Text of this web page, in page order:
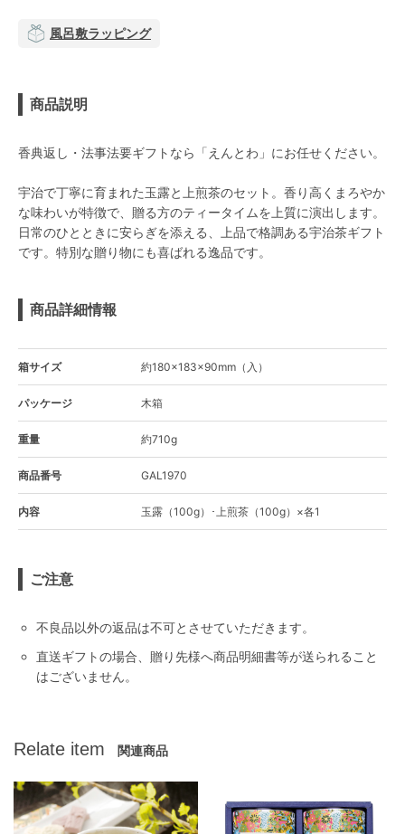
風呂敷ラッピング
商品説明
香典返し・法事法要ギフトなら「えんとわ」にお任せください。
宇治で丁寧に育まれた玉露と上煎茶のセット。香り高くまろやか
な味わいが特徴で、贈る方のティータイムを上質に演出します。
日常のひとときに安らぎを添える、上品で格調ある宇治茶ギフト
です。特別な贈り物にも喜ばれる逸品です。
商品詳細情報
箱サイズ 約180×183×90mm（入）
パッケージ 木箱
重量 約710g
商品番号 GAL1970
内容 玉露（100g）･上煎茶（100g）×各1
ご注意
不良品以外の返品は不可とさせていただきます。
直送ギフトの場合、贈り先様へ商品明細書等が送られること
はございません。
Relate item 関連商品